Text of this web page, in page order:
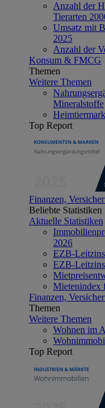
Anzahl der
Tierarten
Umsatz mit
2025
Anzahl der
Konsum & FMCG
Themen
Weitere Themen
Mineralstoffe
Top Report
Finanzen,
Beliebte Statistiken
Aktuelle Statistiken
2026
EZB-
EZB-
Mietenindex
Finanzen,
Themen
Weitere Themen
Wohnen im
Top Report